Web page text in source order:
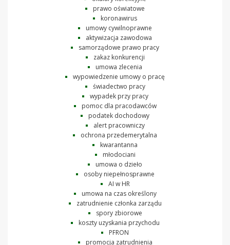
prawo oświatowe
koronawirus
umowy cywilnoprawne
aktywizacja zawodowa
samorządowe prawo pracy
zakaz konkurencji
umowa zlecenia
wypowiedzenie umowy o pracę
świadectwo pracy
wypadek przy pracy
pomoc dla pracodawców
podatek dochodowy
alert pracowniczy
ochrona przedemerytalna
kwarantanna
młodociani
umowa o dzieło
osoby niepełnosprawne
AI w HR
umowa na czas określony
zatrudnienie członka zarządu
spory zbiorowe
koszty uzyskania przychodu
PFRON
promocja zatrudnienia